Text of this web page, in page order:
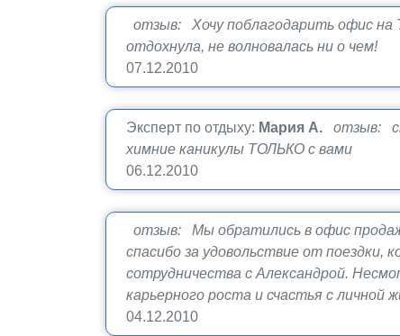
отзыв: Хочу поблагодарить офис на
отдохнула, не волновалась ни о чем!
07.12.2010
Эксперт по отдыху: Мария А.
отзыв:
химние каникулы ТОЛЬКО с вами
06.12.2010
отзыв: Мы обратились в офис
спасибо за удовольствие от
сотрудничества с Александрой.
карьерного роста и счастья с личной
04.12.2010